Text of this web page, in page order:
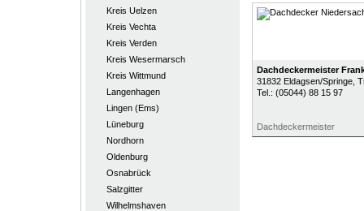
Kreis Uelzen
Kreis Vechta
Kreis Verden
Kreis Wesermarsch
Kreis Wittmund
Langenhagen
Lingen (Ems)
Lüneburg
Nordhorn
Oldenburg
Osnabrück
Salzgitter
Wilhelmshaven
Dachdeckermeister
31832 Eldagsen/Springe,
Tel.: (05044) 88 15 97
Dachdeckermeister